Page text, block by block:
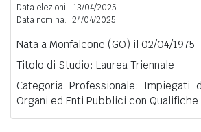
Data elezioni: 13/04/2025
Data nomina: 24/04/2025
Nata a Monfalcone (GO) il 02/04/1975
Titolo di Studio: Laurea Triennale
Categoria Professionale: Impiegati
Organi ed Enti Pubblici con